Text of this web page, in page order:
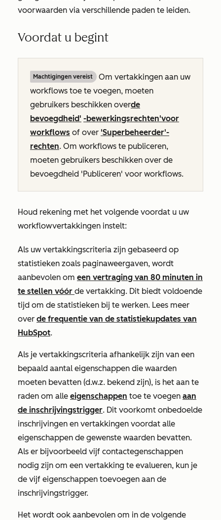
voorwaarden via verschillende paden te leiden.
Voordat u begint
Machtigingen vereist
Om vertakkingen aan uw
workflows toe te voegen, moeten
gebruikers beschikken overde
bevoegdheid' -bewerkingsrechten'voor
workflows of over 'Superbeheerder'-
rechten. Om workflows te publiceren,
moeten gebruikers beschikken over de
bevoegdheid 'Publiceren' voor workflows.
Houd rekening met het volgende voordat u uw
workflowvertakkingen instelt:
Als uw vertakkingscriteria zijn gebaseerd op
statistieken zoals paginaweergaven, wordt
aanbevolen om een vertraging van 80 minuten in
te stellen vóór de vertakking. Dit biedt voldoende
tijd om de statistieken bij te werken. Lees meer
over de frequentie van de statistiekupdates van
HubSpot.
Als je vertakkingscriteria afhankelijk zijn van een
bepaald aantal eigenschappen die waarden
moeten bevatten (d.w.z. bekend zijn), is het aan te
raden om alle eigenschappen toe te voegen aan
de inschrijvingstrigger. Dit voorkomt onbedoelde
inschrijvingen en vertakkingen voordat alle
eigenschappen de gewenste waarden bevatten.
Als er bijvoorbeeld vijf contactegenschappen
nodig zijn om een vertakking te evalueren, kun je
de vijf eigenschappen toevoegen aan de
inschrijvingstrigger.
Het wordt ook aanbevolen om in de volgende